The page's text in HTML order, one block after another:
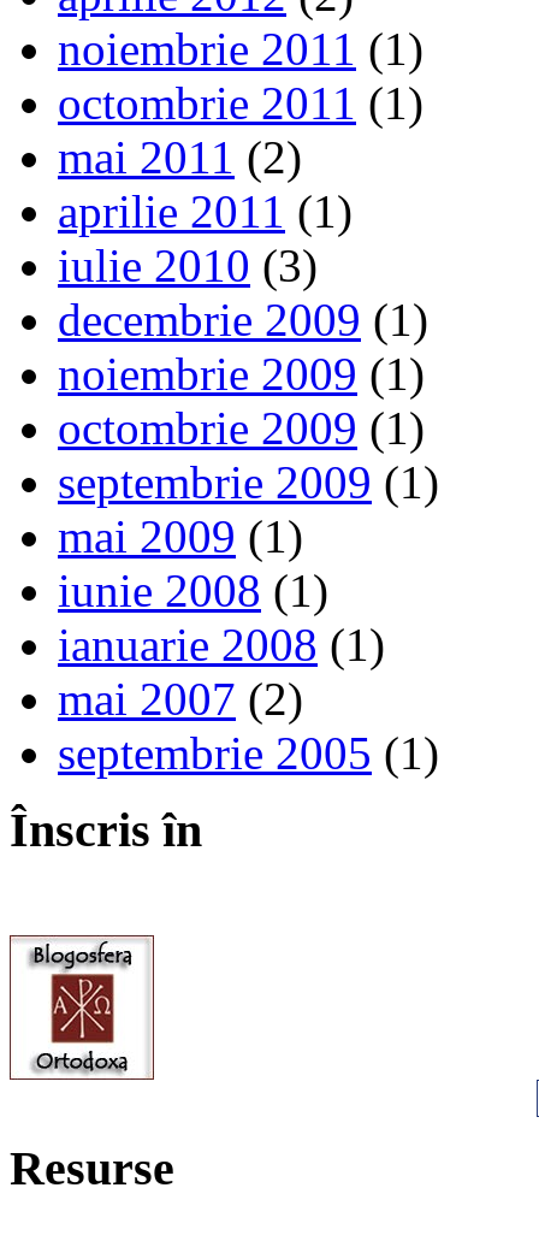
noiembrie 2011 (1)
octombrie 2011 (1)
mai 2011 (2)
aprilie 2011 (1)
iulie 2010 (3)
decembrie 2009 (1)
noiembrie 2009 (1)
octombrie 2009 (1)
septembrie 2009 (1)
mai 2009 (1)
iunie 2008 (1)
ianuarie 2008 (1)
mai 2007 (2)
septembrie 2005 (1)
Înscris în
Resurse